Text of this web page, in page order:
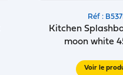
Réf :
Kitchen
moon white
Voir le